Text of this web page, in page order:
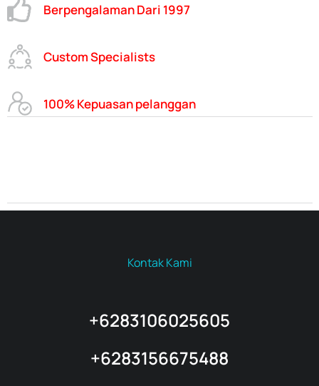
Berpengalaman Dari 1997
Custom Specialists
100% Kepuasan pelanggan
Kontak Kami
+6283106025605
+6283156675488